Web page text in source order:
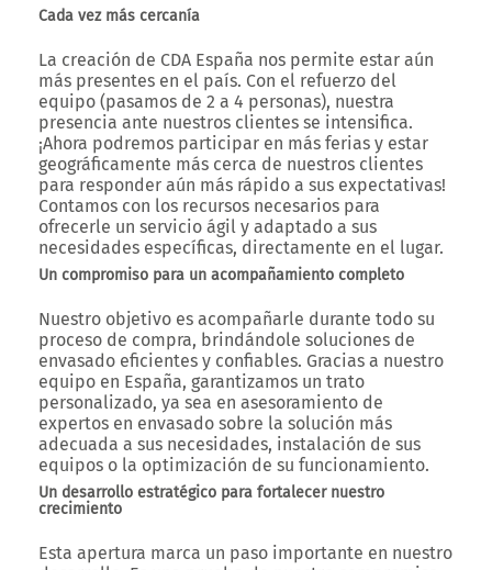
Cada vez más cercanía
La creación de CDA España nos permite estar aún
más presentes en el país. Con el refuerzo del
equipo (pasamos de 2 a 4 personas), nuestra
presencia ante nuestros clientes se intensifica.
¡Ahora podremos participar en más ferias y estar
geográficamente más cerca de nuestros clientes
para responder aún más rápido a sus expectativas!
Contamos con los recursos necesarios para
ofrecerle un servicio ágil y adaptado a sus
necesidades específicas, directamente en el lugar.
Un compromiso para un acompañamiento completo
Nuestro objetivo es acompañarle durante todo su
proceso de compra, brindándole soluciones de
envasado eficientes y confiables. Gracias a nuestro
equipo en España, garantizamos un trato
personalizado, ya sea en asesoramiento de
expertos en envasado sobre la solución más
adecuada a sus necesidades, instalación de sus
equipos o la optimización de su funcionamiento.
Un desarrollo estratégico para fortalecer nuestro
crecimiento
Esta apertura marca un paso importante en nuestro